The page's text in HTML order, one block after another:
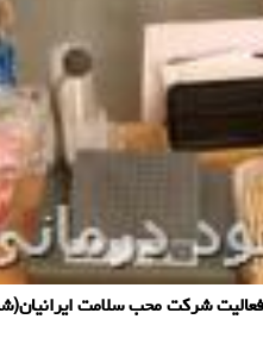
شركت محب سلامت